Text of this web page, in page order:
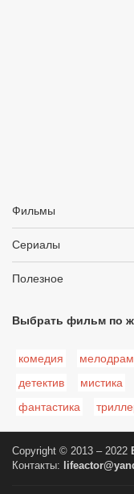
Фильмы
Сериалы
Полезное
Выбрать фильм по
комедия
детектив
мистика
фантастика
Copyright © 2013 – 2022
Контакты: